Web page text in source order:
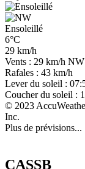
Ensoleillé
6°C
29 km/h
Vents : 29 km/h NW
Rafales : 43 km/h
Lever du soleil :
Coucher du soleil :
© 2023
Inc.
Plus de prévisions...
CASSB